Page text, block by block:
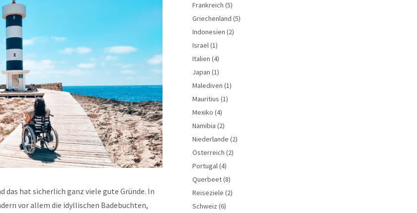
das hat sicherlich ganz viele gute Gründe. In
vor allem die idyllischen Badebuchten,
Frankreich (5)
Griechenland (5)
Indonesien (2)
Israel(1)
Italien (4)
Japan (1)
Malediven (1)
Mauritius (1)
Mexiko (4)
Namibia (2)
Niederlande (2)
Österreich (2)
Portugal(4)
Querbeet(8)
Reiseziele (2)
Schweiz (6)